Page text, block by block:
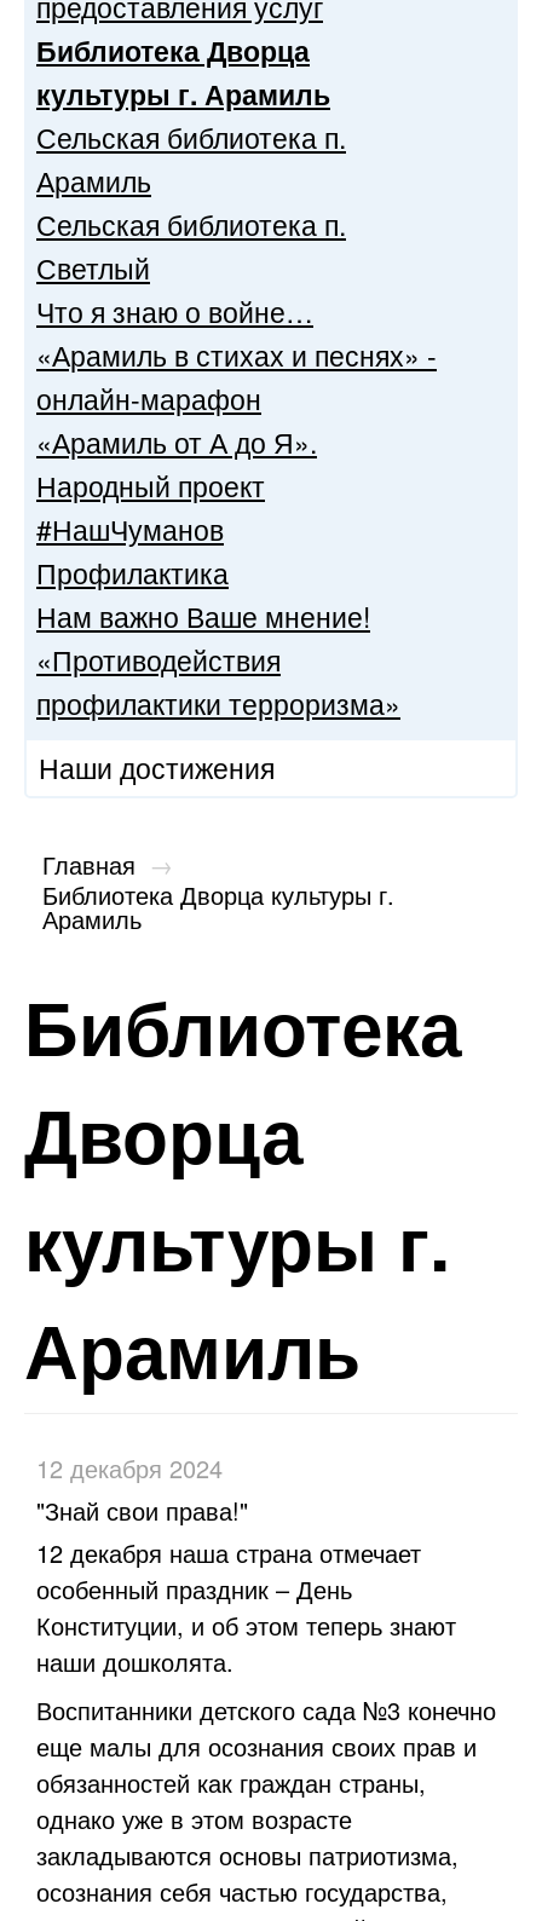
Библиотека Дворца
культуры г. Арамиль
Сельская библиотека п.
Арамиль
Сельская библиотека п.
Светлый
Что я знаю о войне…
«Арамиль в стихах и песнях» -
онлайн-марафон
«Арамиль от А до Я».
Народный проект
#НашЧуманов
Профилактика
Нам важно Ваше мнение!
«Противодействия
профилактики терроризма»
Наши достижения
Главная →
Библиотека Дворца культуры г.
Арамиль
Библиотека
Дворца
культуры г.
Арамиль
12 декабря 2024
"Знай свои права!"
12 декабря наша страна отмечает
особенный праздник – День
Конституции, и об этом теперь знают
наши дошколята.
Воспитанники детского сада №3 конечно
еще малы для осознания своих прав и
обязанностей как граждан страны,
однако уже в этом возрасте
закладываются основы патриотизма,
осознания себя частью государства,